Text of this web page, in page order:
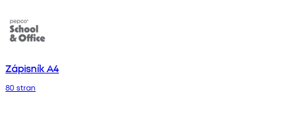
Zápisník A4
80 stran